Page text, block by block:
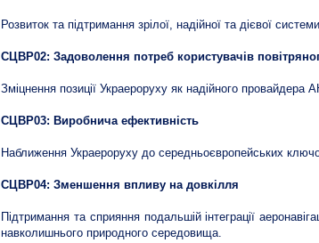
Розвиток та підтримання зрілої, надійної та дієвої
СЦВР02: Задоволення потреб користувачів
Зміцнення позиції Украероруху як надійного провайдера
СЦВР03: Виробнича ефективність
Наближення Украероруху до середньоєвропейських
СЦВР04: Зменшення впливу на довкілля
Підтримання та сприяння подальшій інтеграції
навколишнього природного середовища.